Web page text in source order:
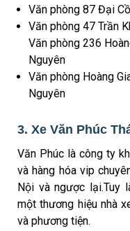
Văn phòng 87 Đại
Văn phòng 47 Trần
Văn phòng 236
Nguyên
Văn phòng Hoàng
Nguyên
3. Xe Văn Phúc
Văn Phúc là công ty
và hàng hóa vip
Nội và ngược lại.Tuy
một thương hiệu nhà
và phương tiện.